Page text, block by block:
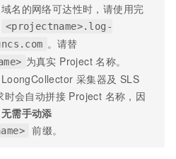
名的网络可达性时，请使用完
<projectname>.log-
。请替
为真实 Project 名称。
采集器及 SLS
时会自动拼接 Project 名称，因
无需手动添
前缀。